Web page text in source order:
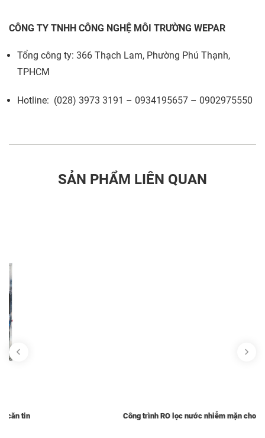
CÔNG TY TNHH CÔNG NGHỆ MÔI TRƯỜNG WEPAR
Tổng công ty: 366 Thạch Lam, Phường Phú Thạnh,
TPHCM
Hotline: (028) 3973 3191 – 0934195657 – 0902975550
SẢN PHẨM LIÊN QUAN
Công trình RO lọc nước nhiễm mặn cho trạm biến áp